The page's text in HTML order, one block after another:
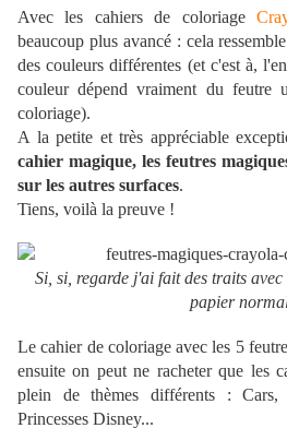
Avec les cahiers de coloriage
beaucoup plus avancé : cela
des couleurs différentes (et c'est à,
couleur dépend vraiment du feutre
coloriage).
A la petite et très appréciable
cahier magique, les feutres
sur les autres surfaces.
Tiens, voilà la preuve !
Si, si, regarde j'ai fait des traits
papier
Le cahier de coloriage avec les 5
ensuite on peut ne racheter que les
plein de thèmes différents : Cars,
Princesses Disney...